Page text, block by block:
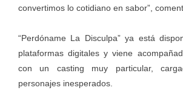
convertimos lo cotidiano en sabor”,
“Perdóname La Disculpa” ya está
plataformas digitales y viene
con un casting muy particular,
personajes inesperados.